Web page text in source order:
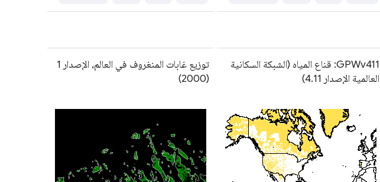
GPWv411: قناع المياه (الشبكة السكانية
العالمية الإصدار 4.11)
توزيع غابات المنغروف في العالم، الإصدار 1
(2000)